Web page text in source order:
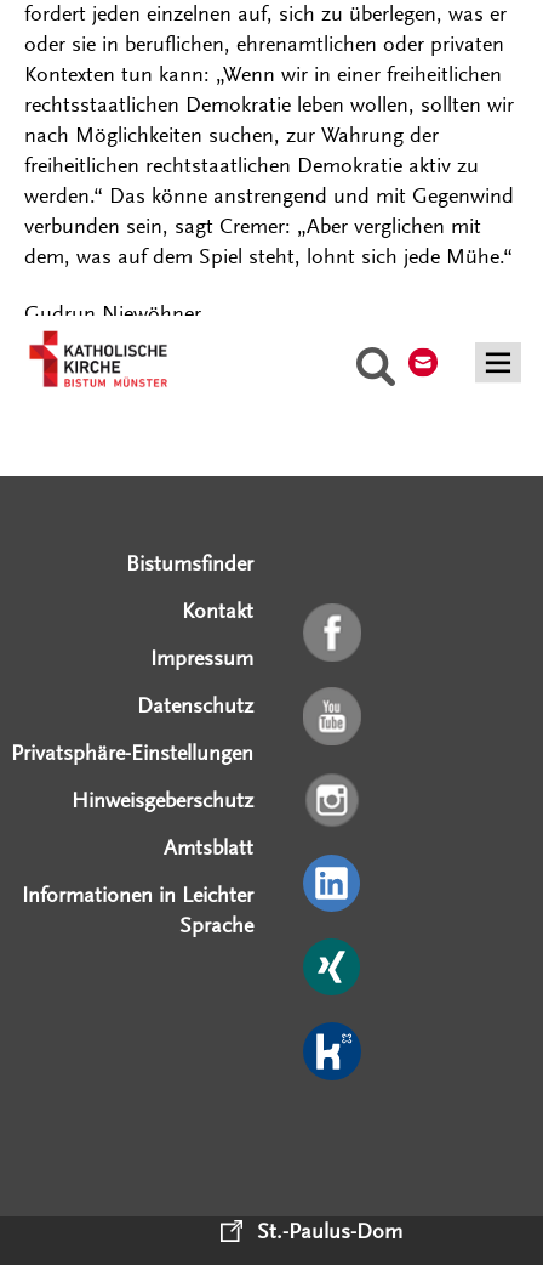
Suche
fordert jeden einzelnen auf, sich zu überlegen, was er
oder sie in beruflichen, ehrenamtlichen oder privaten
Kontexten tun kann: „Wenn wir in einer freiheitlichen
rechtsstaatlichen Demokratie leben wollen, sollten wir
nach Möglichkeiten suchen, zur Wahrung der
freiheitlichen rechtstaatlichen Demokratie aktiv zu
werden.“ Das könne anstrengend und mit Gegenwind
verbunden sein, sagt Cremer: „Aber verglichen mit
dem, was auf dem Spiel steht, lohnt sich jede Mühe.“
Gudrun Niewöhner
Bistumsfinder
Kontakt
Impressum
Datenschutz
Privatsphäre-Einstellungen
Hinweisgeberschutz
Amtsblatt
Informationen in Leichter
Sprache
St.-Paulus-Dom